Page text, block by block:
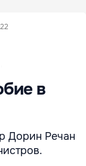
в
Дорин Речан